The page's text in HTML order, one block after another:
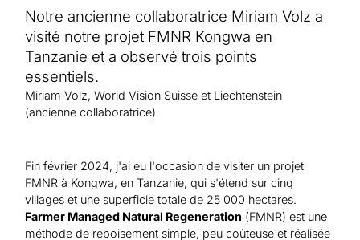
Parrainage d'enfants
Donation
Don libre
don de cadeau
Parrainage d'enfants en détresse
Don thématique
Testament et legs
Philanthropie
Coopération entre entreprises
Aide à l'Ukraine
Aide au Soudan
Aide à l'Afghanistan
Tous les projets d'aide d'urgence
Vision et valeurs
Points forts
Partenaire
Domaines d'application
Impact et succès
Utilisation des fonds
Rapport annuel et finances
Amérique latine
Moyen-Orient et Europe
Notre ancienne collaboratrice Miriam Volz a
visité notre projet FMNR Kongwa en
Tanzanie et a observé trois points
essentiels.
Miriam Volz, World Vision Suisse et Liechtenstein
(ancienne collaboratrice)
Fin février 2024, j'ai eu l'occasion de visiter un projet
FMNR à Kongwa, en Tanzanie, qui s'étend sur cinq
villages et une superficie totale de 25 000 hectares.
Farmer Managed Natural Regeneration (FMNR) est une
méthode de reboisement simple, peu coûteuse et réalisée